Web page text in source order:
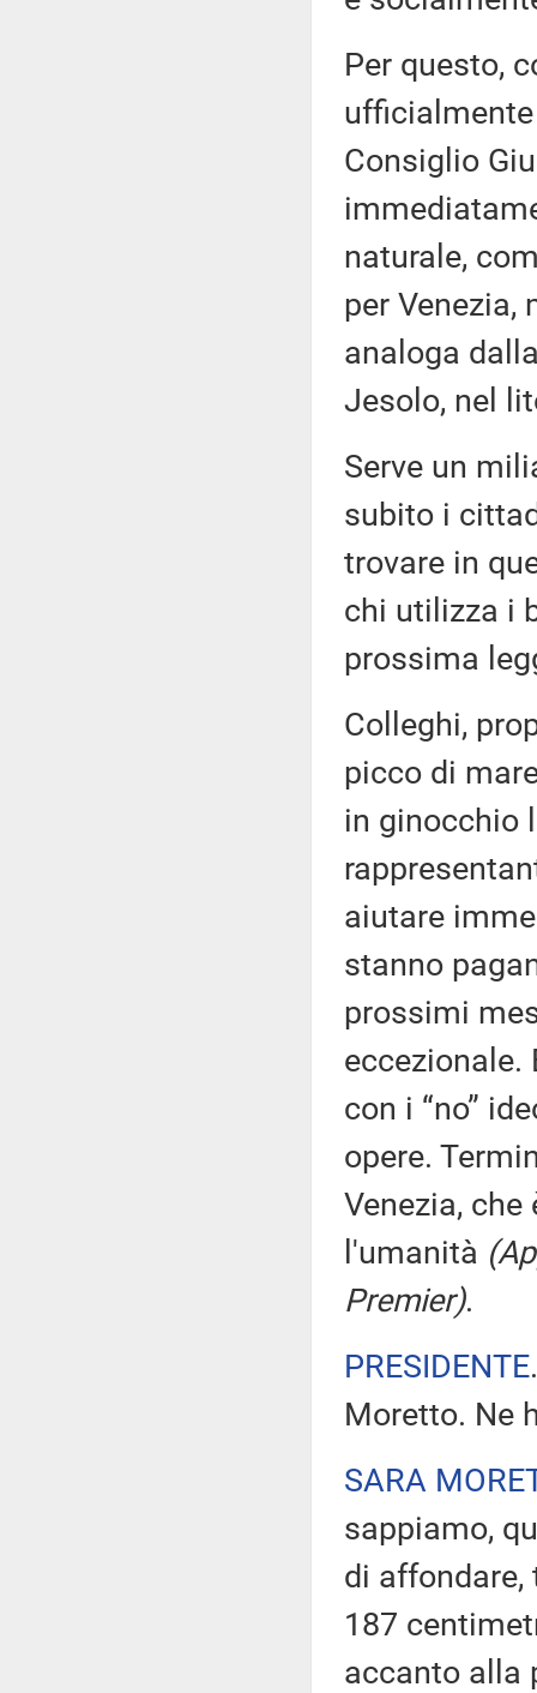
Per questo,
ufficialmente
Consiglio
naturale,
per Venezia,
analoga
Jesolo, nel
Serve un
subito i
trovare in
chi utilizza i
prossima
Colleghi,
picco di
in ginocchio
aiutare
stanno
prossimi
con i “no”
opere.
Venezia,
l'umanità
Premier).
PRESIDENTE
Moretto. Ne
SARA
sappiamo,
di affondare,
187
accanto alla